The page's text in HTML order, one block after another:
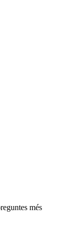
més